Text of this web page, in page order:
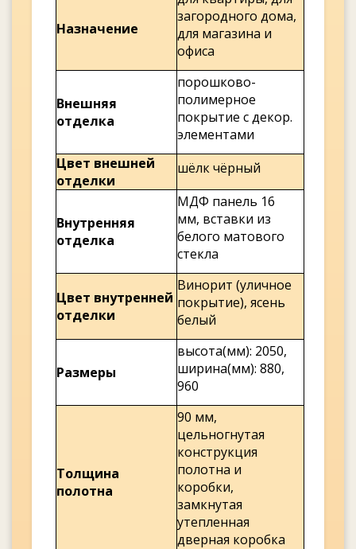
Назначение
загородного дома,
для магазина и
офиса
Внешняя
отделка
порошково-
полимерное
покрытие с декор.
элементами
Цвет внешней
отделки
шёлк чёрный
Внутренняя
отделка
МДФ панель 16
мм, вставки из
белого матового
стекла
Цвет внутренней
отделки
Винорит (уличное
покрытие), ясень
белый
Размеры
высота(мм): 2050,
ширина(мм): 880,
960
Толщина
полотна
90 мм,
цельногнутая
конструкция
полотна и
коробки,
замкнутая
утепленная
дверная коробка